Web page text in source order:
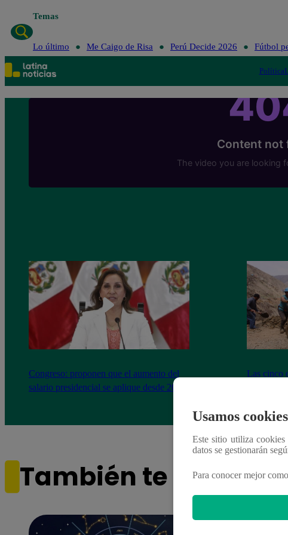
Temas
Lo último Me Caigo de Risa Perú Decide 2026 Fútbol
Política
Congreso: proponen que el aumento del
salario presidencial se aplique desde 2026
Las cinco
También te puede
Usamos
Este sitio utiliza
datos se gestionarán
Para conocer mejor